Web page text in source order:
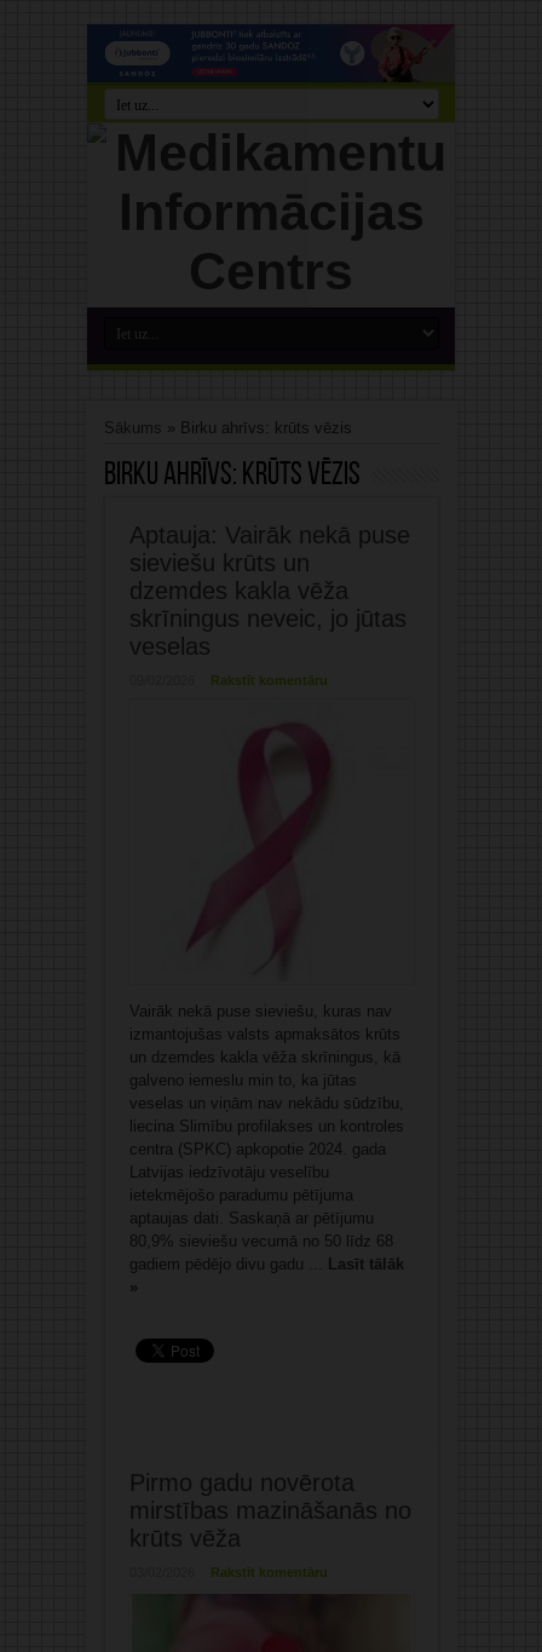
Sākums » Birku ahrīvs: krūts vēzis
Birku ahrīvs: krūts vēzis
Aptauja: Vairāk nekā puse
sieviešu krūts un
dzemdes kakla vēža
skrīningus neveic, jo jūtas
veselas
Rakstīt komentāru
Vairāk nekā puse sieviešu, kuras nav
izmantojušas valsts apmaksātos krūts
un dzemdes kakla vēža skrīningus, kā
galveno iemeslu min to, ka jūtas
veselas un viņām nav nekādu sūdzību,
liecina Slimību profilakses un kontroles
centra (SPKC) apkopotie 2024. gada
Latvijas iedzīvotāju veselību
ietekmējošo paradumu pētījuma
aptaujas dati. Saskaņā ar pētījumu
80,9% sieviešu vecumā no 50 līdz 68
gadiem pēdējo divu gadu ... Lasīt tālāk
»
Pirmo gadu novērota
mirstības mazināšanās no
krūts vēža
Rakstīt komentāru